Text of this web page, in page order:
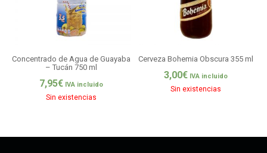
Concentrado de Agua de Guayaba
– Tucán 750 ml
7,95€ IVA incluido
Sin existencias
Cerveza Bohemia Obscura 355 ml
3,00€ IVA incluido
Sin existencias